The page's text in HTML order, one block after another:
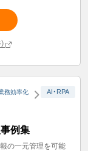
務効率化 AI・RPA
例集
の一元管理を可能